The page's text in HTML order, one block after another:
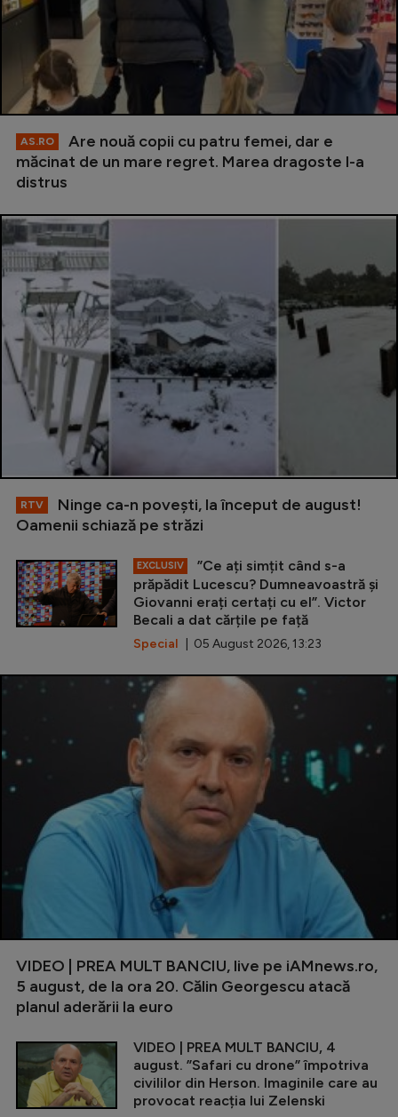
AS.RO
Are nouă copii cu patru femei, dar e
măcinat de un mare regret. Marea dragoste l-a
distrus
RTV
Ninge ca-n povești, la început de august!
Oamenii schiază pe străzi
EXCLUSIV
”Ce ați simțit când s-a
prăpădit Lucescu? Dumneavoastră și
Giovanni erați certați cu el”. Victor
Becali a dat cărțile pe față
Special | 05 August 2026, 13:23
VIDEO | PREA MULT BANCIU, live pe iAMnews.ro,
5 august, de la ora 20. Călin Georgescu atacă
planul aderării la euro
VIDEO | PREA MULT BANCIU, 4
august. ”Safari cu drone” împotriva
civililor din Herson. Imaginile care au
provocat reacția lui Zelenski